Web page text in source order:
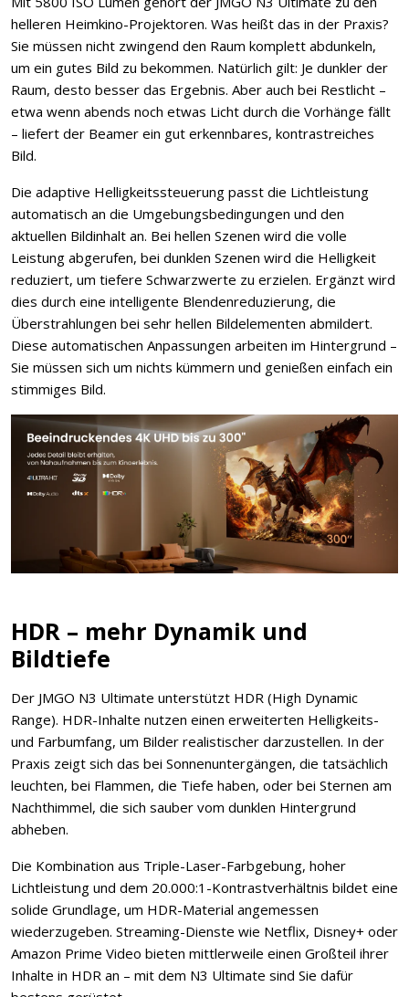
helleren Heimkino-Projektoren. Was heißt das in der Praxis?
Sie müssen nicht zwingend den Raum komplett abdunkeln,
um ein gutes Bild zu bekommen. Natürlich gilt: Je dunkler der
Raum, desto besser das Ergebnis. Aber auch bei Restlicht –
etwa wenn abends noch etwas Licht durch die Vorhänge fällt
– liefert der Beamer ein gut erkennbares, kontrastreiches
Bild.
Die adaptive Helligkeitssteuerung passt die Lichtleistung
automatisch an die Umgebungsbedingungen und den
aktuellen Bildinhalt an. Bei hellen Szenen wird die volle
Leistung abgerufen, bei dunklen Szenen wird die Helligkeit
reduziert, um tiefere Schwarzwerte zu erzielen. Ergänzt wird
dies durch eine intelligente Blendenreduzierung, die
Überstrahlungen bei sehr hellen Bildelementen abmildert.
Diese automatischen Anpassungen arbeiten im Hintergrund –
Sie müssen sich um nichts kümmern und genießen einfach ein
stimmiges Bild.
HDR – mehr Dynamik und
Bildtiefe
Der JMGO N3 Ultimate unterstützt HDR (High Dynamic
Range). HDR-Inhalte nutzen einen erweiterten Helligkeits-
und Farbumfang, um Bilder realistischer darzustellen. In der
Praxis zeigt sich das bei Sonnenuntergängen, die tatsächlich
leuchten, bei Flammen, die Tiefe haben, oder bei Sternen am
Nachthimmel, die sich sauber vom dunklen Hintergrund
abheben.
Die Kombination aus Triple-Laser-Farbgebung, hoher
Lichtleistung und dem 20.000:1-Kontrastverhältnis bildet eine
solide Grundlage, um HDR-Material angemessen
wiederzugeben. Streaming-Dienste wie Netflix, Disney+ oder
Amazon Prime Video bieten mittlerweile einen Großteil ihrer
Inhalte in HDR an – mit dem N3 Ultimate sind Sie dafür